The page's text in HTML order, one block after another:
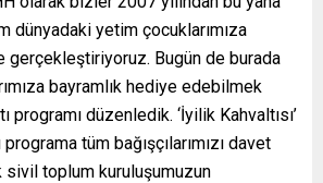
dünyadaki yetim çocuklarımıza
gerçekleştiriyoruz. Bugün de burada
bayramlık hediye edebilmek
programı düzenledik. ‘İyilik Kahvaltısı’
tüm bağışçılarımızı davet
sivil toplum kuruluşumuzun